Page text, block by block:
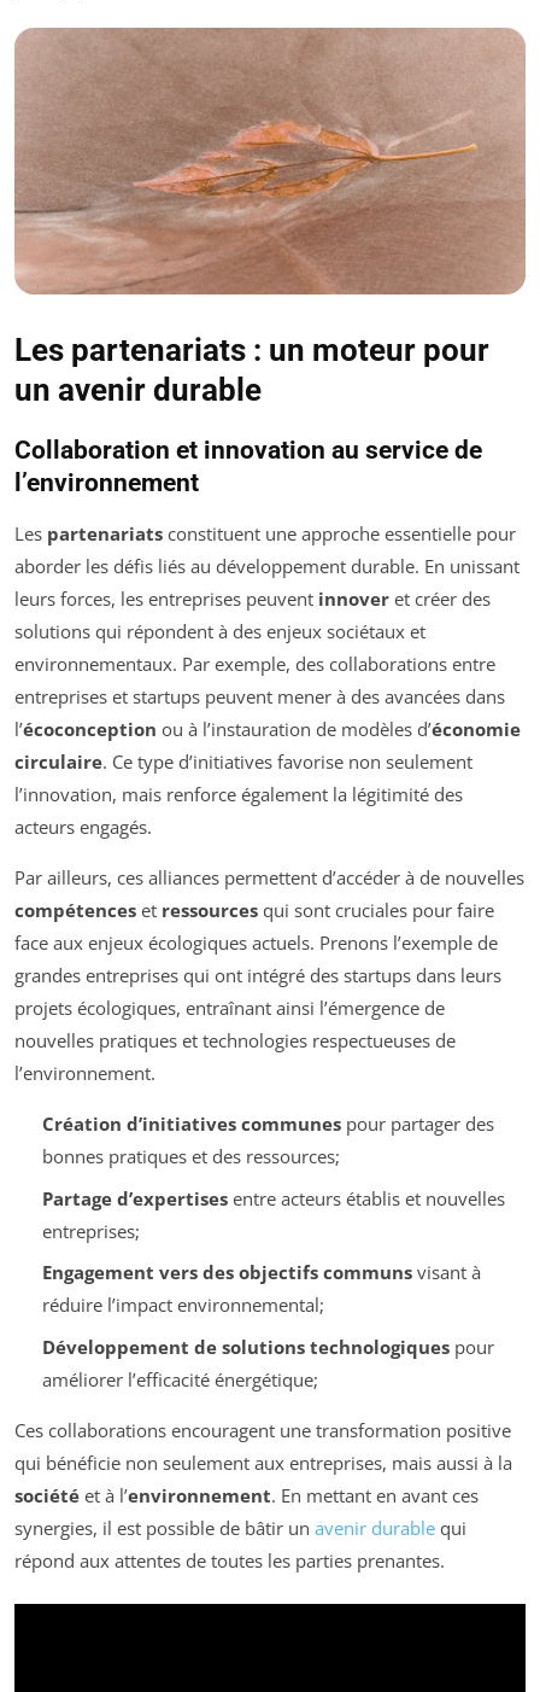
Les partenariats : un moteur pour
un avenir durable
Collaboration et innovation au service de
l’environnement
Les partenariats constituent une approche essentielle pour
aborder les défis liés au développement durable. En unissant
leurs forces, les entreprises peuvent innover et créer des
solutions qui répondent à des enjeux sociétaux et
environnementaux. Par exemple, des collaborations entre
entreprises et startups peuvent mener à des avancées dans
l’écoconception ou à l’instauration de modèles d’économie
circulaire. Ce type d’initiatives favorise non seulement
l’innovation, mais renforce également la légitimité des
acteurs engagés.
Par ailleurs, ces alliances permettent d’accéder à de nouvelles
compétences et ressources qui sont cruciales pour faire
face aux enjeux écologiques actuels. Prenons l’exemple de
grandes entreprises qui ont intégré des startups dans leurs
projets écologiques, entraînant ainsi l’émergence de
nouvelles pratiques et technologies respectueuses de
l’environnement.
Création d’initiatives communespour partager des
bonnes pratiques et des ressources;
Partage d’expertisesentre acteurs établis et nouvelles
entreprises;
Engagement vers des objectifs communsvisant à
réduire l’impact environnemental;
Développement de solutions technologiquespour
améliorer l’efficacité énergétique;
Ces collaborations encouragent une transformation positive
qui bénéficie non seulement aux entreprises, mais aussi à la
société et à l’environnement. En mettant en avant ces
synergies, il est possible de bâtir un avenir durable qui
répond aux attentes de toutes les parties prenantes.